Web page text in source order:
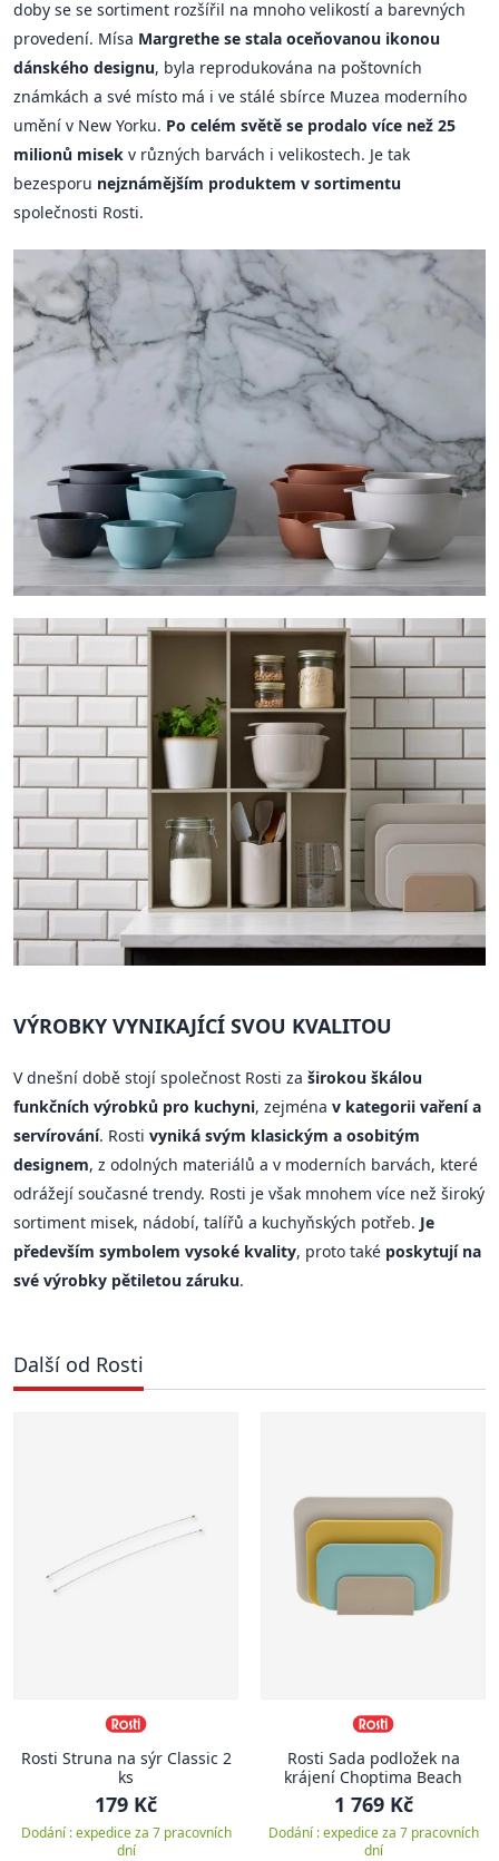
doby se se sortiment rozšířil na mnoho velikostí a barevných
provedení. Mísa Margrethe se stala oceňovanou ikonou
dánského designu, byla reprodukována na poštovních
známkách a své místo má i ve stálé sbírce Muzea moderního
umění v New Yorku. Po celém světě se prodalo více než 25
milionů misek v různých barvách i velikostech. Je tak
bezesporu nejznámějším produktem v sortimentu
společnosti Rosti.
VÝROBKY VYNIKAJÍCÍ SVOU KVALITOU
V dnešní době stojí společnost Rosti za širokou škálou
funkčních výrobků pro kuchyni, zejména v kategorii vaření a
servírování. Rosti vyniká svým klasickým a osobitým
designem, z odolných materiálů a v moderních barvách, které
odrážejí současné trendy. Rosti je však mnohem více než široký
sortiment misek, nádobí, talířů a kuchyňských potřeb. Je
především symbolem vysoké kvality, proto také poskytují na
své výrobky pětiletou záruku.
Další od Rosti
Rosti Struna na sýr Classic 2
ks
179 Kč
Dodání : expedice za 7 pracovních
dní
Rosti Sada podložek na
krájení Choptima Beach
1 769 Kč
Dodání : expedice za 7 pracovních
dní